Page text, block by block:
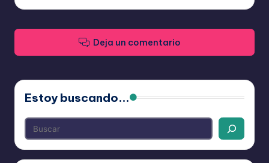
Deja un comentario
Estoy buscando...